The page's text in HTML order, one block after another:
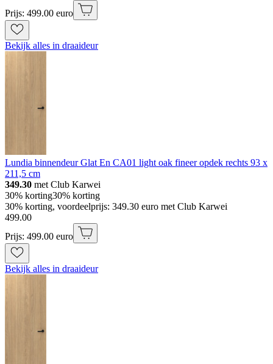
Prijs: 499.00 euro
Bekijk alles in draaideur
Lundia binnendeur Glat En CA01 light oak fineer opdek rechts 93 x
211,5 cm
349.30 met Club Karwei
30% korting30% korting
30% korting, voordeelprijs: 349.30 euro met Club Karwei
499.00
Prijs: 499.00 euro
Bekijk alles in draaideur